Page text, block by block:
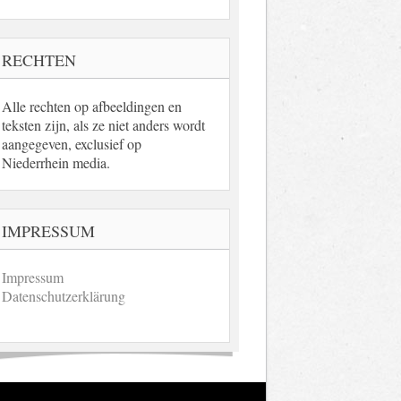
RECHTEN
Alle rechten op afbeeldingen en
teksten zijn, als ze niet anders wordt
aangegeven, exclusief op
Niederrhein media.
IMPRESSUM
Impressum
Datenschutzerklärung